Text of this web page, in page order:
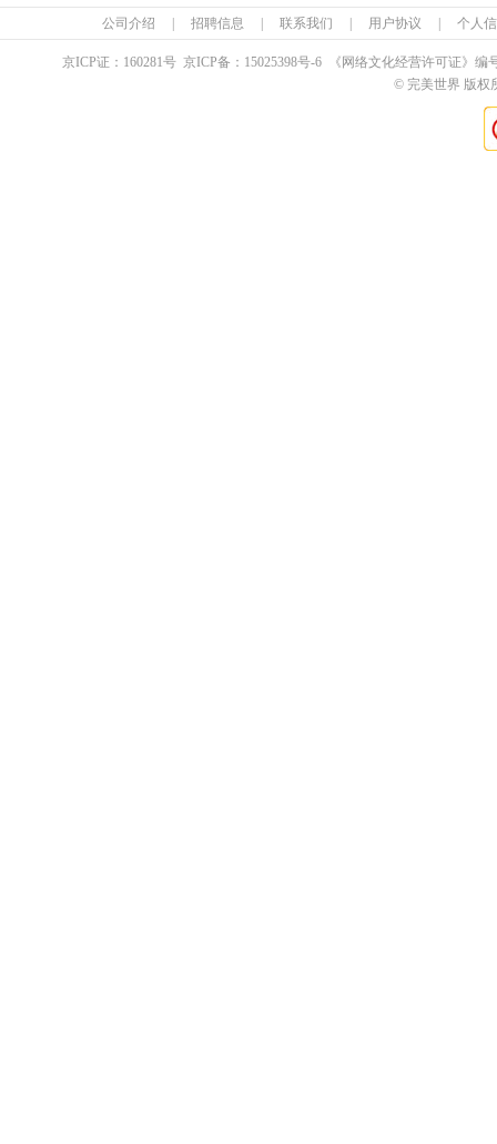
公司介绍 招聘信息 联系我们 用户协议 个人
京ICP证： 160281号 京ICP备： 15025398号-6 《网络文化经营许可证》编
© 完美世界 版权